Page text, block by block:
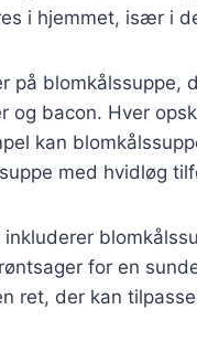
i hjemmet, især i
på blomkålssuppe,
og bacon. Hver
kan
med hvidløg
for en
ret, der kan